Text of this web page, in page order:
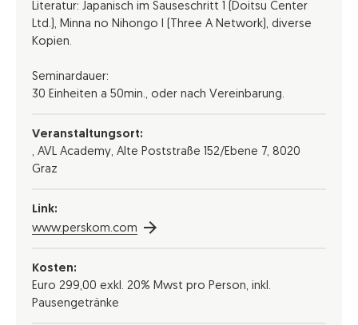
Literatur: Japanisch im Sauseschritt 1 (Doitsu Center
Ltd.), Minna no Nihongo I (Three A Network), diverse
Kopien.
Seminardauer:
30 Einheiten a 50min., oder nach Vereinbarung.
Veranstaltungsort:
, AVL Academy, Alte Poststraße 152/Ebene 7, 8020
Graz
Link:
www.perskom.com
Kosten:
Euro 299,00 exkl. 20% Mwst pro Person, inkl.
Pausengetränke